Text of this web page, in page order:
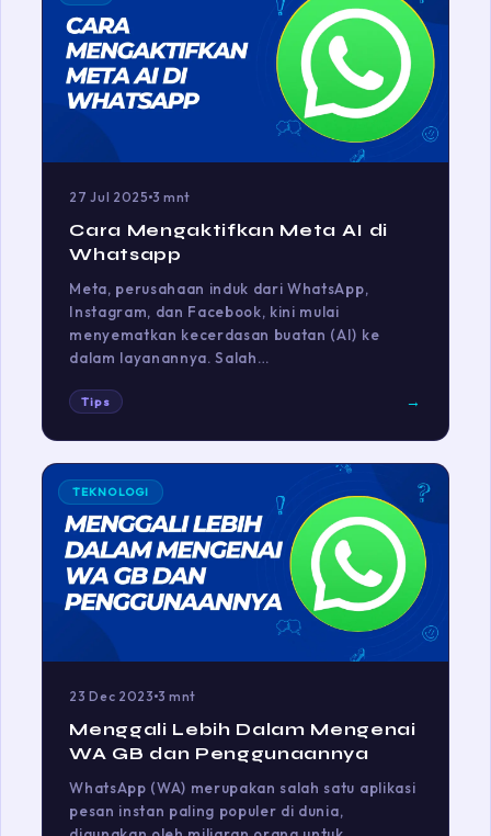
27 Jul 2025 3 mnt
Cara Mengaktifkan Meta AI di
Whatsapp
Meta, perusahaan induk dari WhatsApp,
Instagram, dan Facebook, kini mulai
menyematkan kecerdasan buatan (AI) ke
dalam layanannya. Salah…
Tips →
TEKNOLOGI
23 Dec 2023 3 mnt
Menggali Lebih Dalam Mengenai
WA GB dan Penggunaannya
WhatsApp (WA) merupakan salah satu aplikasi
pesan instan paling populer di dunia,